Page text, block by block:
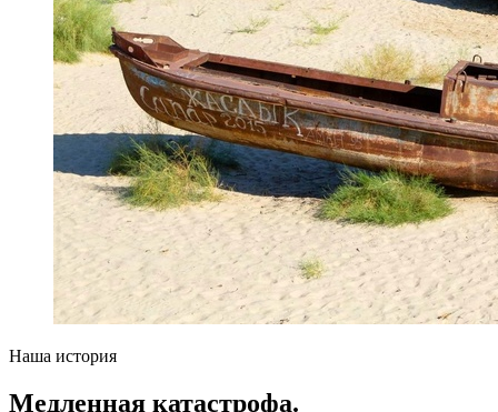
Наша история
Медленная катастрофа.